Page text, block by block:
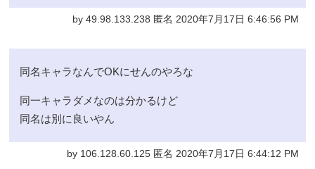
by 49.98.133.238 匿名 2020年7月17日 6:46:56 PM
同名キャラなんでOKにせんのやろな
同一キャラダメなのは分かるけど
同名は別に良いやん
by 106.128.60.125 匿名 2020年7月17日 6:44:12 PM